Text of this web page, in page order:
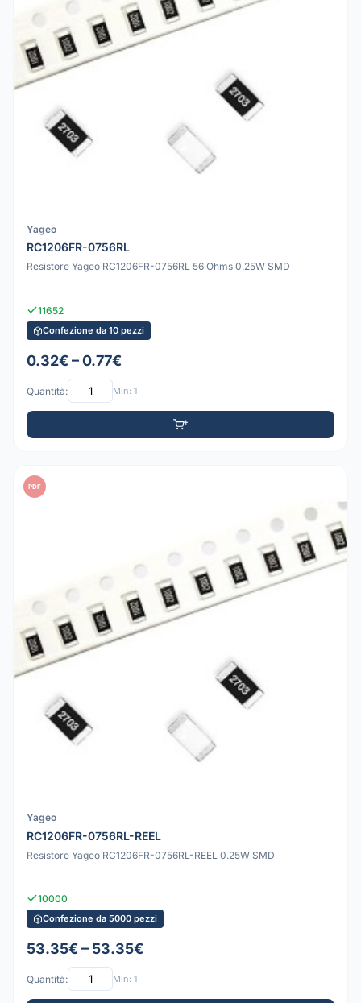
Yageo
RC1206FR-0756RL
Resistore Yageo RC1206FR-0756RL 56 Ohms 0.25W SMD
11652
Confezione da 10 pezzi
0.32€ – 0.77€
Quantità: Min: 1
PDF
Yageo
RC1206FR-0756RL-REEL
Resistore Yageo RC1206FR-0756RL-REEL 0.25W SMD
10000
Confezione da 5000 pezzi
53.35€ – 53.35€
Quantità: Min: 1